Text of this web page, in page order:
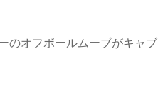
のオフボールムーブがキャブ